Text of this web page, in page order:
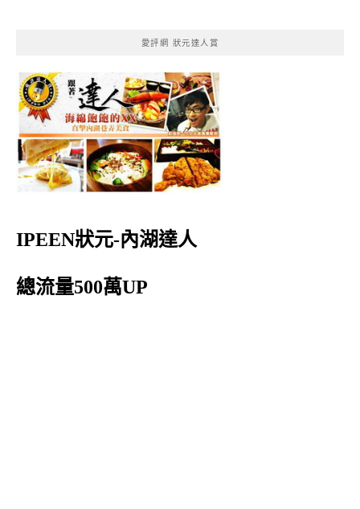
愛評網 狀元達人賞
IPEEN狀元-內湖達人
總流量500萬UP